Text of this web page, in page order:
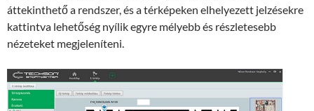
áttekinthető a rendszer, és a térképeken elhelyezett jelzésekre
kattintva lehetőség nyílik egyre mélyebb és részletesebb
nézeteket megjeleníteni.